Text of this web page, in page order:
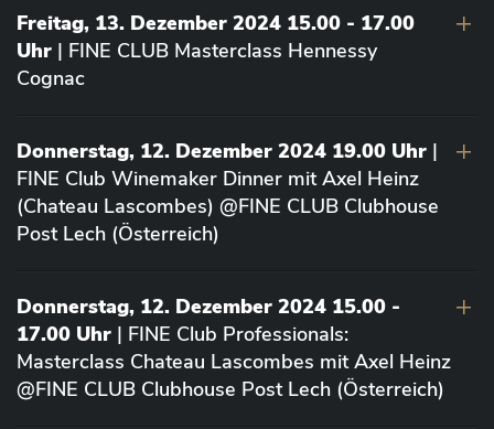
Freitag, 13. Dezember 2024 15.00 - 17.00
Uhr | FINE CLUB Masterclass Hennessy
Cognac
Donnerstag, 12. Dezember 2024 19.00 Uhr |
FINE Club Winemaker Dinner mit Axel Heinz
(Chateau Lascombes) @FINE CLUB Clubhouse
Post Lech (Österreich)
Donnerstag, 12. Dezember 2024 15.00 -
17.00 Uhr | FINE Club Professionals:
Masterclass Chateau Lascombes mit Axel Heinz
@FINE CLUB Clubhouse Post Lech (Österreich)